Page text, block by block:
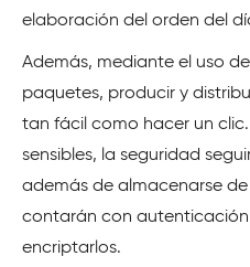
elaboración del orden del
Además, mediante el uso
paquetes, producir y
tan fácil como hacer un
sensibles, la seguridad
además de almacenarse
contarán con autenticación
encriptarlos.